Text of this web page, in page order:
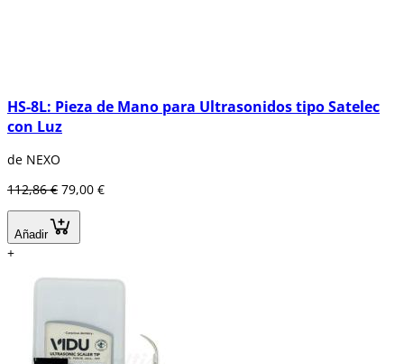
HS-8L: Pieza de Mano para Ultrasonidos tipo Satelec
con Luz
de NEXO
112,86 € 79,00 €
Añadir
+